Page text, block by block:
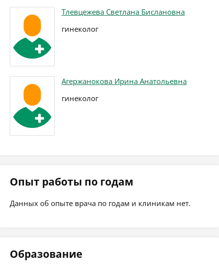
Тлевцежева Светлана Бислановна
гинеколог
Агержанокова Ирина Анатольевна
гинеколог
Опыт работы по годам
Данных об опыте врача по годам и клиникам нет.
Образование